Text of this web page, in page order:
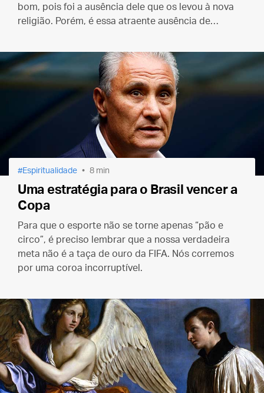
bom, pois foi a ausência dele que os levou à nova
religião. Porém, é essa atraente ausência de
Espiritualidade 8 min
Uma estratégia para o Brasil vencer a
Copa
Para que o esporte não se torne apenas “pão e
circo”, é preciso lembrar que a nossa verdadeira
meta não é a taça de ouro da FIFA. Nós corremos
por uma coroa incorruptível.